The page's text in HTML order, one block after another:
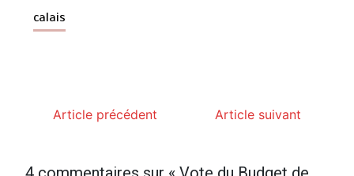
calais
Article précédent Article suivant